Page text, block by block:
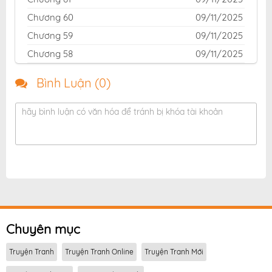
fastscans,đọc truyện Ta Ở Phế Thổ Đăng Nhập Thí
truyện Ta Ở Phế Thổ Đăng
Nhập Thí Thần tại fastscans miễn phí
Chương 60
09/11/2025
Chương 59
09/11/2025
Chương 58
09/11/2025
Chương 56
Chương 55
09/11/2025
Bình Luận (0)
hãy bình luận có văn hóa để tránh bị khóa tài khoản
Chuyên mục
Truyện Tranh Truyện Tranh Online Truyện Tranh Mới